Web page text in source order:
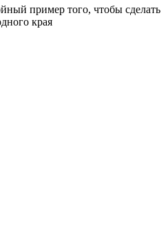
пример того, чтобы сделать
края